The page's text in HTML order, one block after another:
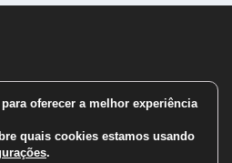
|comercial@metsul.com
oferecer a melhor experiência
quais cookies estamos usando
.